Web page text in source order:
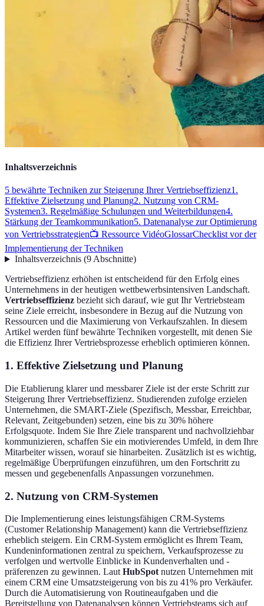
Inhaltsverzeichnis
5 bewährte Techniken zur Steigerung Ihrer Vertriebseffizienz1.
Effektive Zielsetzung und Planung2. Nutzung von CRM-
Systemen3. Regelmäßige Schulungen und Weiterbildungen4.
Stärkung der Teamkommunikation5. Datenanalyse zur Optimierung
von Vertriebsstrategien📺 Ressource VidéoGlossarChecklist vor der
Implementierung der Techniken
Inhaltsverzeichnis(9Abschnitte)
Vertriebseffizienz erhöhen ist entscheidend für den Erfolg eines
Unternehmens in der heutigen wettbewerbsintensiven Landschaft.
Vertriebseffizienz bezieht sich darauf, wie gut Ihr Vertriebsteam
seine Ziele erreicht, insbesondere in Bezug auf die Nutzung von
Ressourcen und die Maximierung von Verkaufszahlen. In diesem
Artikel werden fünf bewährte Techniken vorgestellt, mit denen Sie
die Effizienz Ihrer Vertriebsprozesse erheblich optimieren können.
1. Effektive Zielsetzung und Planung
Die Etablierung klarer und messbarer Ziele ist der erste Schritt zur
Steigerung Ihrer Vertriebseffizienz. Studierenden zufolge erzielen
Unternehmen, die SMART-Ziele (Spezifisch, Messbar, Erreichbar,
Relevant, Zeitgebunden) setzen, eine bis zu 30% höhere
Erfolgsquote. Indem Sie Ihre Ziele transparent und nachvollziehbar
kommunizieren, schaffen Sie ein motivierendes Umfeld, in dem Ihre
Mitarbeiter wissen, worauf sie hinarbeiten. Zusätzlich ist es wichtig,
regelmäßige Überprüfungen einzuführen, um den Fortschritt zu
messen und gegebenenfalls Anpassungen vorzunehmen.
2. Nutzung von CRM-Systemen
Die Implementierung eines leistungsfähigen CRM-Systems
(Customer Relationship Management) kann die Vertriebseffizienz
erheblich steigern. Ein CRM-System ermöglicht es Ihrem Team,
Kundeninformationen zentral zu speichern, Verkaufsprozesse zu
verfolgen und wertvolle Einblicke in Kundenverhalten und -
präferenzen zu gewinnen. Laut HubSpot nutzen Unternehmen mit
einem CRM eine Umsatzsteigerung von bis zu 41% pro Verkäufer.
Durch die Automatisierung von Routineaufgaben und die
Bereitstellung von Datenanalysen können Vertriebsteams sich auf